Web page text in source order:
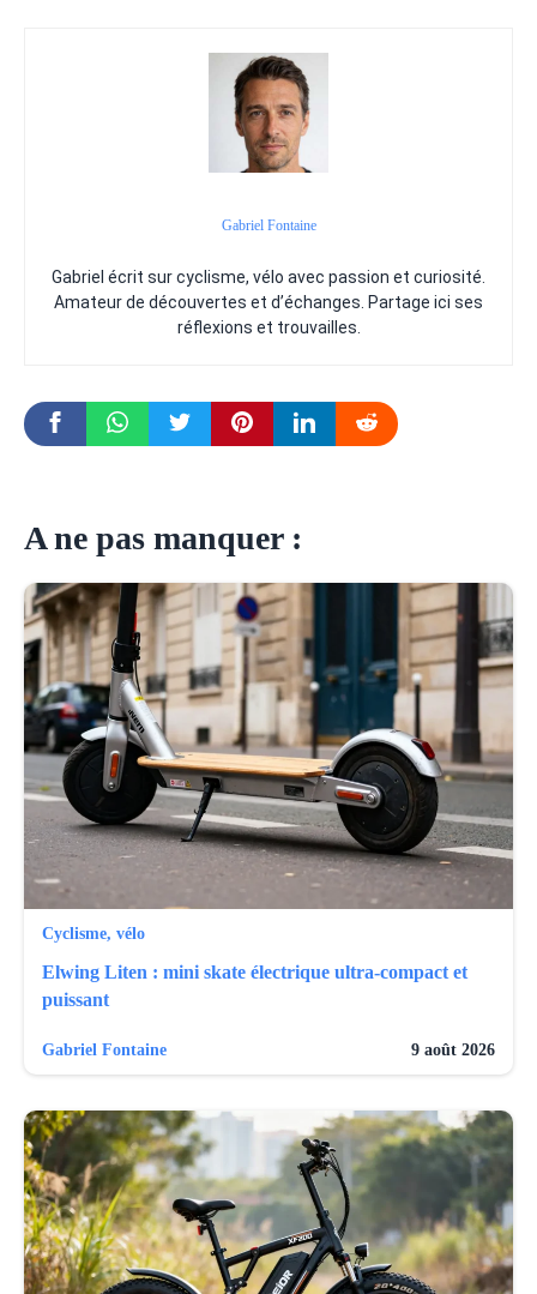
Gabriel Fontaine
Gabriel écrit sur cyclisme, vélo avec passion et curiosité.
Amateur de découvertes et d’échanges. Partage ici ses
réflexions et trouvailles.
A ne pas manquer :
Cyclisme, vélo
Elwing Liten : mini skate électrique ultra-compact et
puissant
Gabriel Fontaine 9 août 2026